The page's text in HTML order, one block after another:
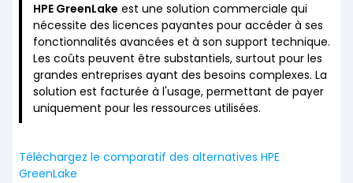
HPE GreenLake est une solution commerciale qui
nécessite des licences payantes pour accéder à ses
fonctionnalités avancées et à son support technique.
Les coûts peuvent être substantiels, surtout pour les
grandes entreprises ayant des besoins complexes. La
solution est facturée à l'usage, permettant de payer
uniquement pour les ressources utilisées.
Téléchargez le comparatif des alternatives HPE
GreenLake